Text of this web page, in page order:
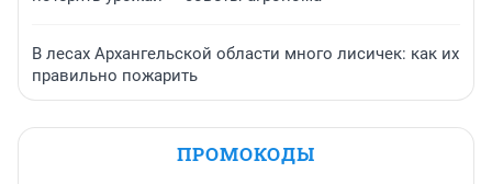
В лесах Архангельской области много лисичек: как их
правильно пожарить
ПРОМОКОДЫ